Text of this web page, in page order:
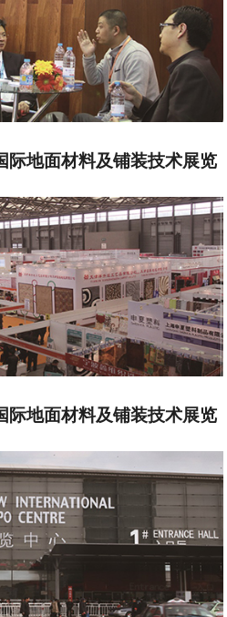
际地面材料及铺装技术展览
际地面材料及铺装技术展览